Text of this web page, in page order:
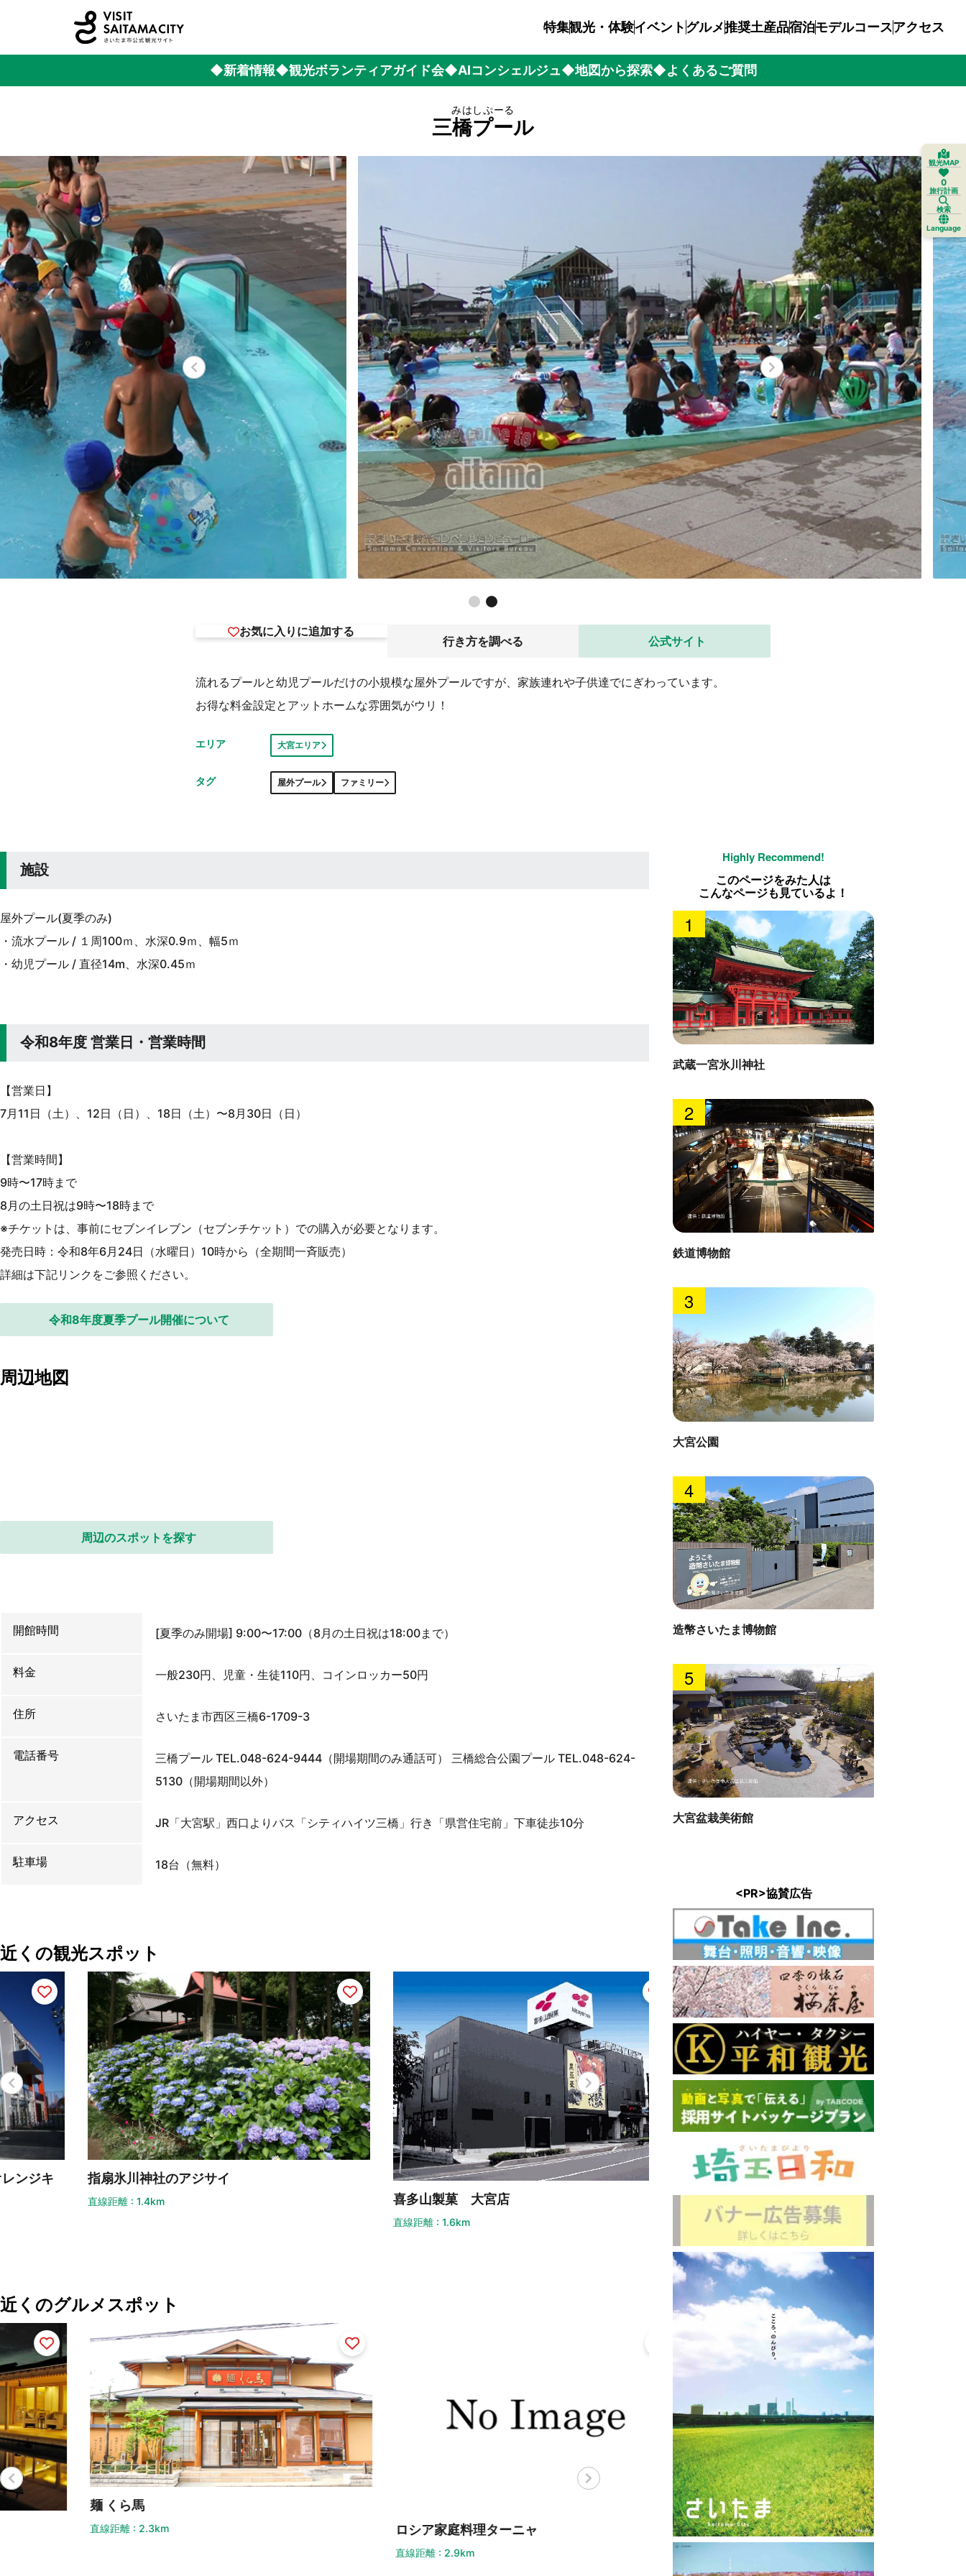
特集観光・体験イベントグルメ推奨土産品宿泊モデルコースアクセス
◆新着情報◆観光ボランティアガイド会◆AIコンシェルジュ◆地図から探索◆よくあるご質問
三橋プール
みはしぷーる
お気に入りに追加する
行き方を調べる 公式サイト
流れるプールと幼児プールだけの小規模な屋外プールですが、家族連れや子供達でにぎわっています。
お得な料金設定とアットホームな雰囲気がウリ！
エリア 大宮エリア
タグ 屋外プール ファミリー
施設
屋外プール(夏季のみ)
・流水プール / １周100ｍ、水深0.9ｍ、幅5ｍ
・幼児プール / 直径14m、水深0.45ｍ
令和8年度 営業日・営業時間
【営業日】
7月11日（土）、12日（日）、18日（土）〜8月30日（日）
【営業時間】
9時〜17時まで
8月の土日祝は9時〜18時まで
※チケットは、事前にセブンイレブン（セブンチケット）での購入が必要となります。
発売日時：令和8年6月24日（水曜日）10時から（全期間一斉販売）
詳細は下記リンクをご参照ください。
令和8年度夏季プール開催について
周辺地図
周辺のスポットを探す
開館時間 [夏季のみ開場] 9:00〜17:00（8月の土日祝は18:00まで）
料金 一般230円、児童・生徒110円、コインロッカー50円
住所 さいたま市西区三橋6-1709-3
電話番号
三橋プール TEL.048-624-9444（開場期間のみ通話可） 三橋総合公園プール TEL.048-624-
5130（開場期間以外）
アクセス JR「大宮駅」西口よりバス「シティハイツ三橋」行き「県営住宅前」下車徒歩10分
駐車場 18台（無料）
近くの観光スポット
指扇氷川神社のアジサイ
喜多山製菓 大宮店
近くのグルメスポット
麺 くら馬
ロシア家庭料理ターニャ
このページをみた人は
こんなページも見ているよ！
武蔵一宮氷川神社
1
鉄道博物館
2
大宮公園
3
造幣さいたま博物館
4
大宮盆栽美術館
5
<PR>協賛広告
観光MAP
0
旅行計画
検索
Language